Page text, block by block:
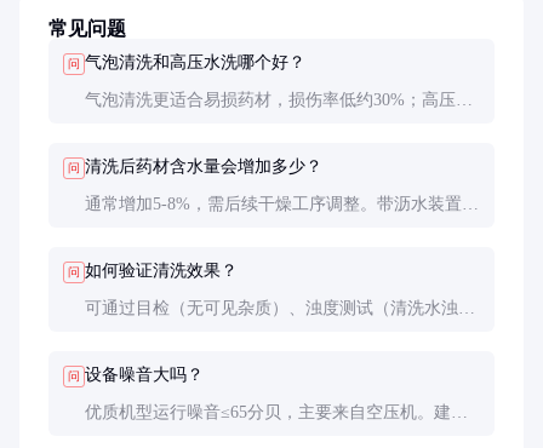
常见问题
问 气泡清洗和高压水洗哪个好？
气泡清洗更适合易损药材，损伤率低约30%；高压水
问 清洗后药材含水量会增加多少？
通常增加5-8%，需后续干燥工序调整。带沥水装置的
问 如何验证清洗效果？
可通过目检（无可见杂质）、浊度测试（清洗水浊度
问 设备噪音大吗？
优质机型运行噪音≤65分贝，主要来自空压机。建议